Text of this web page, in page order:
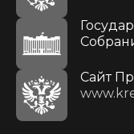
Cайт